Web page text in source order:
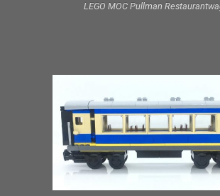
LEGO MOC Pullman